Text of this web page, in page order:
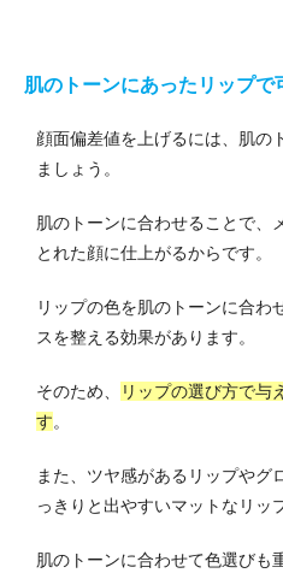
肌のトーンにあったリップで
顔面偏差値を上げるには、肌の
ましょう。
肌のトーンに合わせることで、
とれた顔に仕上がるからです。
リップの色を肌のトーンに合わ
スを整える効果があります。
そのため、
リップの選び方で与
す。
また、ツヤ感があるリップやグ
っきりと出やすいマットなリッ
肌のトーンに合わせて色選びも